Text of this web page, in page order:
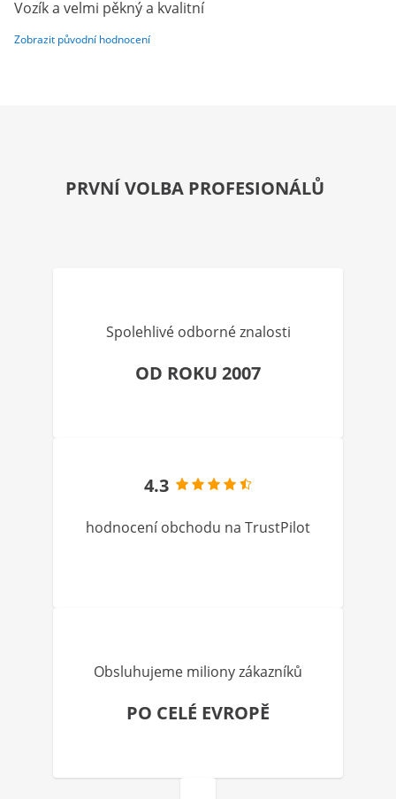
Vozík a velmi pěkný a kvalitní
Zobrazit původní hodnocení
PRVNÍ VOLBA PROFESIONÁLŮ
Spolehlivé odborné znalosti
OD ROKU 2007
4.3
hodnocení obchodu na TrustPilot
Obsluhujeme miliony zákazníků
PO CELÉ EVROPĚ